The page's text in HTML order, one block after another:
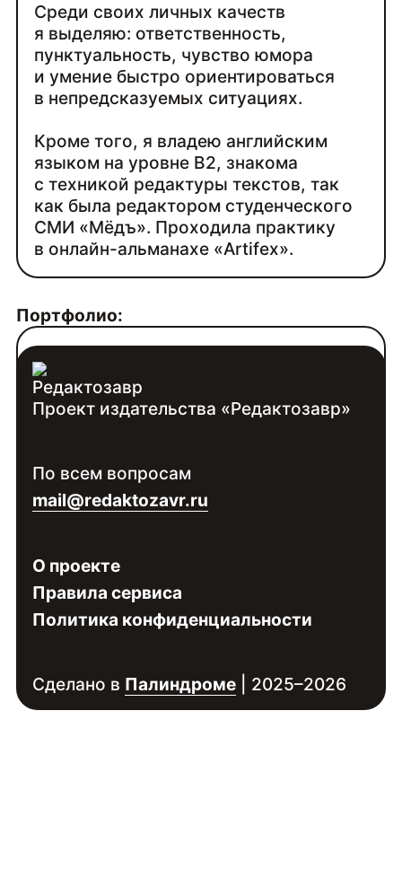
Среди своих личных качеств
я выделяю: ответственность,
пунктуальность, чувство юмора
и умение быстро ориентироваться
в непредсказуемых ситуациях.
Кроме того, я владею английским
языком на уровне В2, знакома
с техникой редактуры текстов, так
как была редактором студенческого
СМИ «Мёдъ». Проходила практику
в онлайн-альманахе «Artifex».
Портфолио:
Контакты:
Войдите
специалиста
Проект издательства «Редактозавр»
По всем вопросам
mail@redaktozavr.ru
О проекте
Правила сервиса
Политика конфиденциальности
Сделано в Палиндроме| 2025–2026